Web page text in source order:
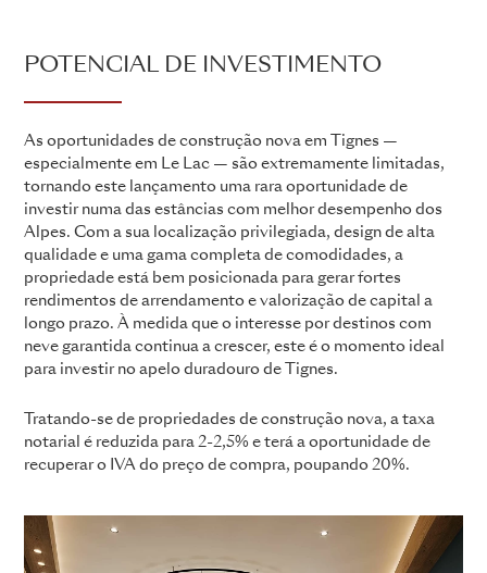
POTENCIAL DE INVESTIMENTO
As oportunidades de construção nova em Tignes —
especialmente em Le Lac — são extremamente limitadas,
tornando este lançamento uma rara oportunidade de
investir numa das estâncias com melhor desempenho dos
Alpes. Com a sua localização privilegiada, design de alta
qualidade e uma gama completa de comodidades, a
propriedade está bem posicionada para gerar fortes
rendimentos de arrendamento e valorização de capital a
longo prazo. À medida que o interesse por destinos com
neve garantida continua a crescer, este é o momento ideal
para investir no apelo duradouro de Tignes.
Tratando-se de propriedades de construção nova, a taxa
notarial é reduzida para 2-2,5% e terá a oportunidade de
recuperar o IVA do preço de compra, poupando 20%.